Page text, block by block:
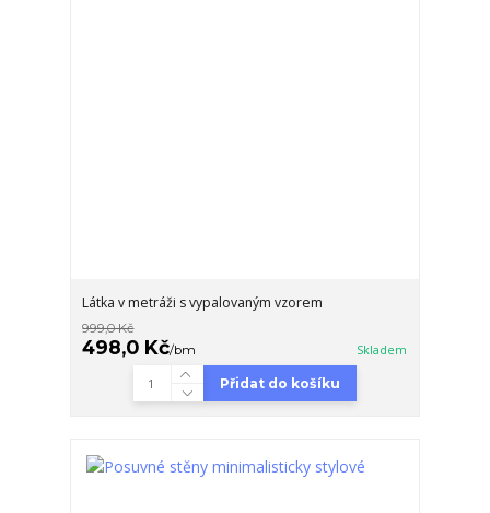
Látka v metráži s vypalovaným vzorem
999,0 Kč
498,0 Kč/bm Skladem
Přidat do košíku